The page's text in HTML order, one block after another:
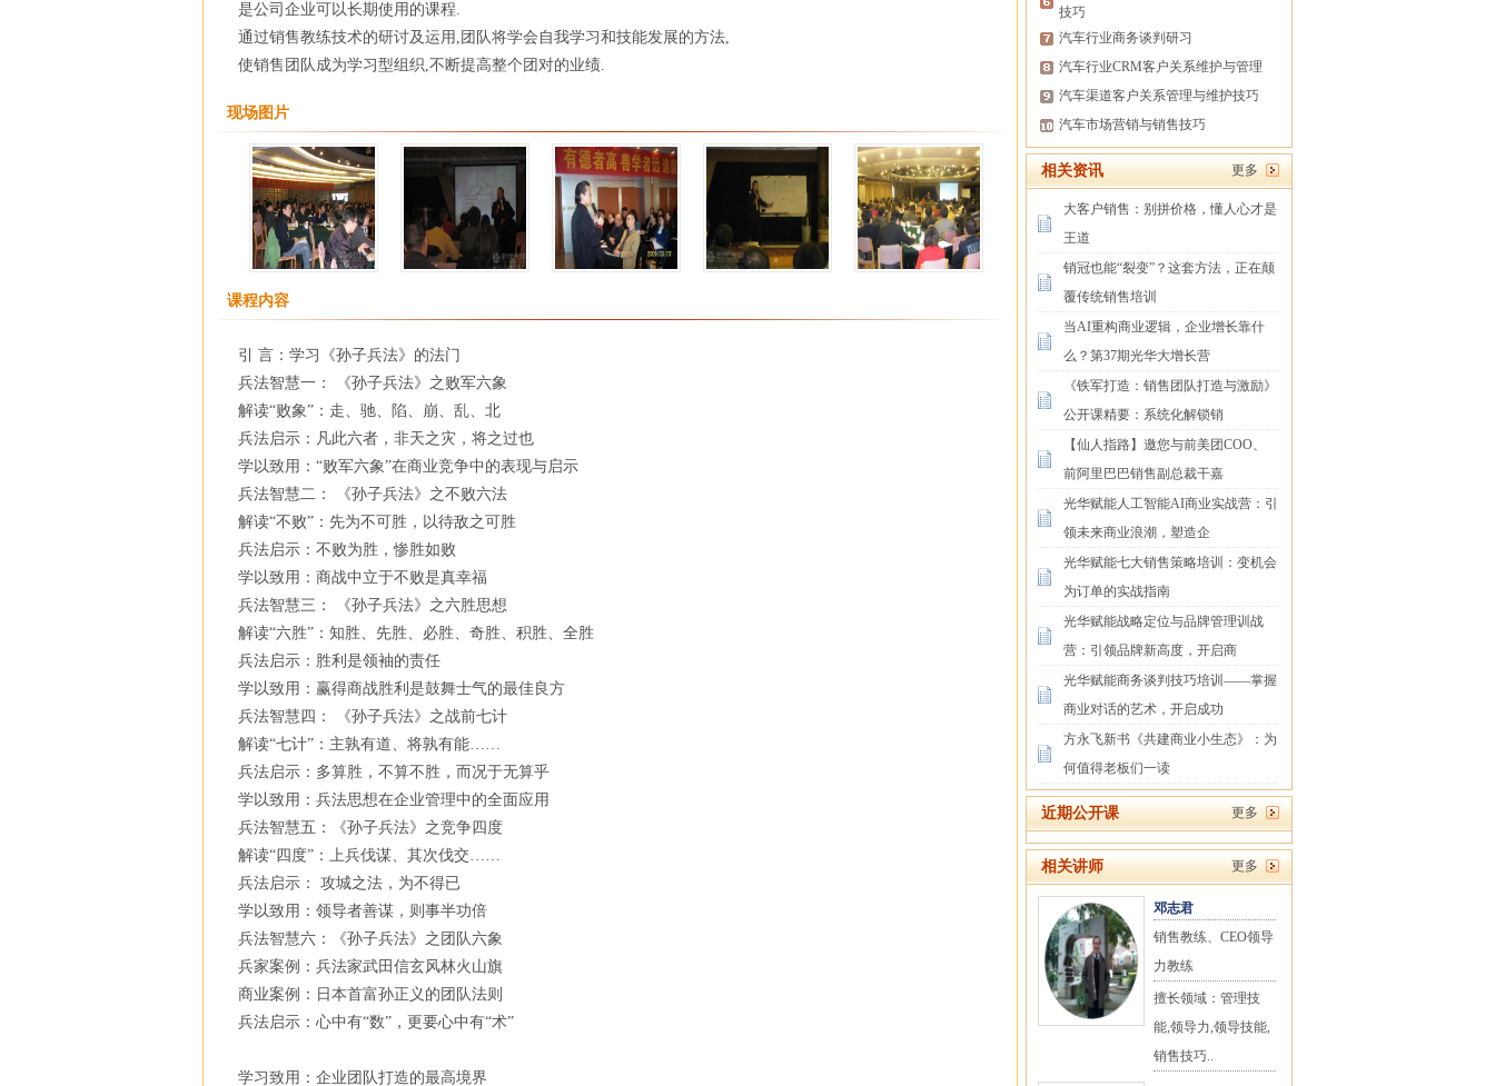
是公司企业可以长期使用的课程.
通过销售教练技术的研讨及运用,团队将学会自我学习和技能发展的方法,
使销售团队成为学习型组织,不断提高整个团对的业绩.
现场图片
课程内容
引 言：学习《孙子兵法》的法门
兵法智慧一： 《孙子兵法》之败军六象
解读“败象”：走、驰、陷、崩、乱、北
兵法启示：凡此六者，非天之灾，将之过也
学以致用：“败军六象”在商业竞争中的表现与启示
兵法智慧二： 《孙子兵法》之不败六法
解读“不败”：先为不可胜，以待敌之可胜
兵法启示：不败为胜，惨胜如败
学以致用：商战中立于不败是真幸福
兵法智慧三： 《孙子兵法》之六胜思想
解读“六胜”：知胜、先胜、必胜、奇胜、积胜、全胜
兵法启示：胜利是领袖的责任
学以致用：赢得商战胜利是鼓舞士气的最佳良方
兵法智慧四： 《孙子兵法》之战前七计
解读“七计”：主孰有道、将孰有能……
兵法启示：多算胜，不算不胜，而况于无算乎
学以致用：兵法思想在企业管理中的全面应用
兵法智慧五：《孙子兵法》之竞争四度
解读“四度”：上兵伐谋、其次伐交……
兵法启示： 攻城之法，为不得已
学以致用：领导者善谋，则事半功倍
兵法智慧六：《孙子兵法》之团队六象
兵家案例：兵法家武田信玄风林火山旗
商业案例：日本首富孙正义的团队法则
兵法启示：心中有“数”，更要心中有“术”
学习致用：企业团队打造的最高境界
技巧
汽车行业商务谈判研习
汽车行业CRM客户关系维护与管理
汽车渠道客户关系管理与维护技巧
汽车市场营销与销售技巧
相关资讯 更多
大客户销售：别拼价格，懂人心才是
王道
销冠也能“裂变”？这套方法，正在颠
覆传统销售培训
当AI重构商业逻辑，企业增长靠什
么？第37期光华大增长营
《铁军打造：销售团队打造与激励》
公开课精要：系统化解锁销
【仙人指路】邀您与前美团COO、
前阿里巴巴销售副总裁干嘉
光华赋能人工智能AI商业实战营：引
领未来商业浪潮，塑造企
光华赋能七大销售策略培训：变机会
为订单的实战指南
光华赋能战略定位与品牌管理训战
营：引领品牌新高度，开启商
光华赋能商务谈判技巧培训——掌握
商业对话的艺术，开启成功
方永飞新书《共建商业小生态》：为
何值得老板们一读
近期公开课 更多
相关讲师 更多
邓志君
销售教练、CEO领导
力教练
擅长领域：管理技
能,领导力,领导技能,
销售技巧..